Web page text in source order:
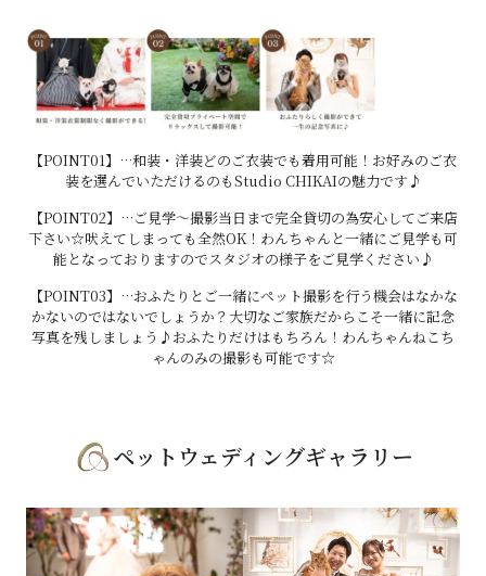
【POINT01】…和装・洋装どのご衣装でも着用可能！お好みのご衣
装を選んでいただけるのもStudio CHIKAIの魅力です♪
【POINT02】…ご見学～撮影当日まで完全貸切の為安心してご来店
下さい☆吠えてしまっても全然OK！わんちゃんと一緒にご見学も可
能となっておりますのでスタジオの様子をご見学ください♪
【POINT03】…おふたりとご一緒にペット撮影を行う機会はなかな
かないのではないでしょうか？大切なご家族だからこそ一緒に記念
写真を残しましょう♪おふたりだけはもちろん！わんちゃんねこち
ゃんのみの撮影も可能です☆
ペットウェディングギャラリー